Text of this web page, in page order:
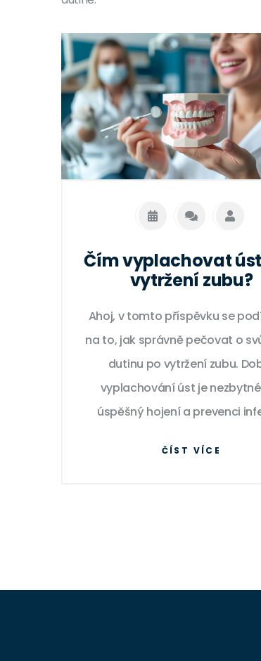
Čím vyplachovat
vytržení zubu?
Ahoj, v tomto příspěvku se
na to, jak správně pečovat o
dutinu po vytržení zubu.
vyplachování úst je
úspěšný hojení a prevenci
ČÍST VÍCE